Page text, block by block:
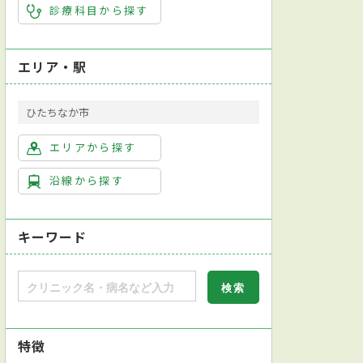
診療科目から探す
エリア・駅
ひたちなか市
エリアから探す
沿線から探す
キーワード
特徴